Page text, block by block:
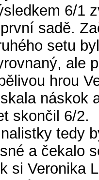
6/1
sadě.
setu byl
ale
hrou
náskok
skončil 6/2.
tedy
a čekalo
si Veronika